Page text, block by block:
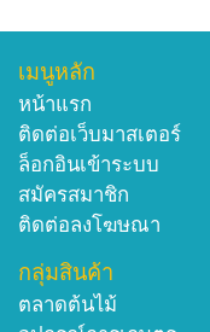
เมนูหลัก
หน้าแรก
ติดต่อเว็บมาสเตอร์
ล็อกอินเข้าระบบ
สมัครสมาชิก
ติดต่อลงโฆษณา
กลุ่มสินค้า
ตลาดต้นไม้